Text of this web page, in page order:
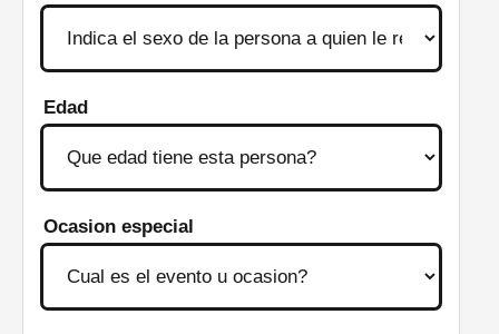
Edad
Ocasion especial